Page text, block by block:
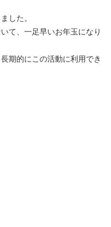
した。
て、一足早いお年玉になり
期的にこの活動に利用でき